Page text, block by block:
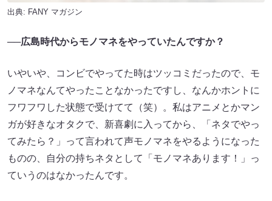
出典: FANY マガジン
──広島時代からモノマネをやっていたんですか？
いやいや、コンビでやってた時はツッコミだったので、モ
ノマネなんてやったことなかったですし、なんかホントに
フワフワした状態で受けてて（笑）。私はアニメとかマン
ガが好きなオタクで、新喜劇に入ってから、「ネタでやっ
てみたら？」って言われて声モノマネをやるようになった
ものの、自分の持ちネタとして「モノマネあります！」っ
ていうのはなかったんです。